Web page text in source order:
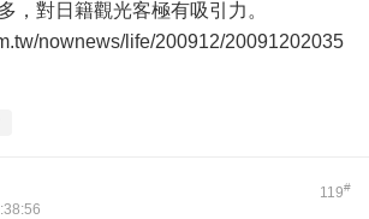
，對日籍觀光客極有吸引力。
nownews/life/200912/20091202035
119#